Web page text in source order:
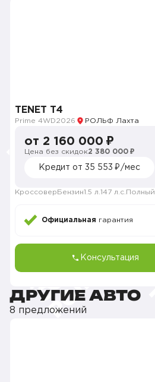
TENET T4
Prime 4WD2026 РОЛЬФ Лахта
от 2 160 000 ₽
Цена без скидок2 380 000 ₽
Кредит от 35 553 ₽/мес
Кроссовер Бензин1.5 л. 147 л.с. Полный
Официальная гарантия
Консультация
ДРУГИЕ АВТО
8 предложений